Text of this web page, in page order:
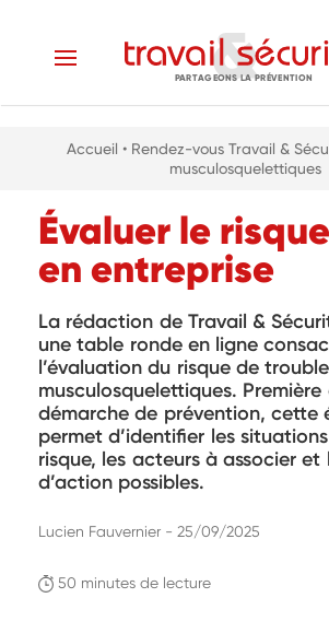
PARTAGEONS LA PRÉVENTION
Accueil • Rendez-vous Travail &
musculosquelettiques
Évaluer le
en entreprise
La rédaction de Travail &
une table ronde en ligne
l’évaluation du risque de
musculosquelettiques. Première
démarche de prévention, cette
permet d’identifier les
risque, les acteurs à associer et
d’action possibles.
Lucien Fauvernier - 25/09/2025
50 minutes de lecture